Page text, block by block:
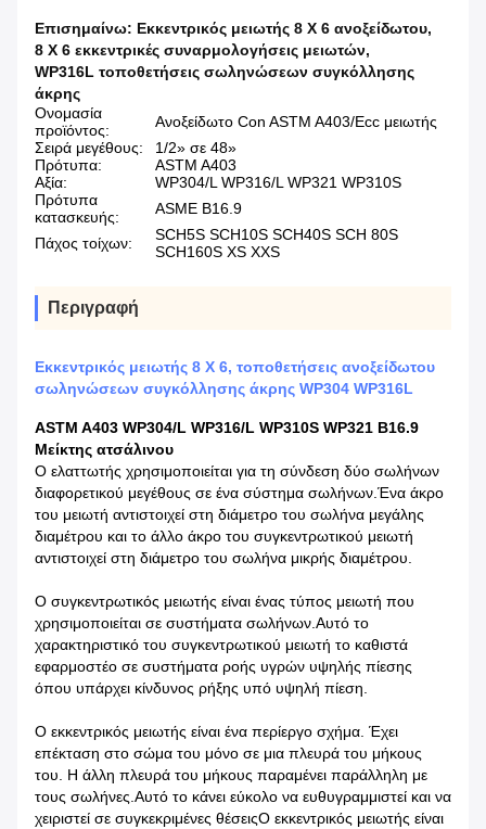
Επισημαίνω: Εκκεντρικός μειωτής 8 X 6 ανοξείδωτου,
8 X 6 εκκεντρικές συναρμολογήσεις μειωτών,
WP316L τοποθετήσεις σωληνώσεων συγκόλλησης
άκρης
Ονομασία
προϊόντος:
Ανοξείδωτο Con ASTM A403/Ecc μειωτής
Σειρά μεγέθους:
1/2» σε 48»
Πρότυπα:
ASTM A403
Αξία:
WP304/L WP316/L WP321 WP310S
Πρότυπα
κατασκευής:
ASME B16.9
Πάχος τοίχων:
SCH5S SCH10S SCH40S SCH 80S
SCH160S XS XXS
Περιγραφή
Εκκεντρικός μειωτής 8 X 6, τοποθετήσεις ανοξείδωτου
σωληνώσεων συγκόλλησης άκρης WP304 WP316L
ASTM A403 WP304/L WP316/L WP310S WP321 B16.9
Μείκτης ατσάλινου
Ο ελαττωτής χρησιμοποιείται για τη σύνδεση δύο σωλήνων
διαφορετικού μεγέθους σε ένα σύστημα σωλήνων.Ένα άκρο
του μειωτή αντιστοιχεί στη διάμετρο του σωλήνα μεγάλης
διαμέτρου και το άλλο άκρο του συγκεντρωτικού μειωτή
αντιστοιχεί στη διάμετρο του σωλήνα μικρής διαμέτρου.
Ο συγκεντρωτικός μειωτής είναι ένας τύπος μειωτή που
χρησιμοποιείται σε συστήματα σωλήνων.Αυτό το
χαρακτηριστικό του συγκεντρωτικού μειωτή το καθιστά
εφαρμοστέο σε συστήματα ροής υγρών υψηλής πίεσης
όπου υπάρχει κίνδυνος ρήξης υπό υψηλή πίεση.
Ο εκκεντρικός μειωτής είναι ένα περίεργο σχήμα. Έχει
επέκταση στο σώμα του μόνο σε μια πλευρά του μήκους
του. Η άλλη πλευρά του μήκους παραμένει παράλληλη με
τους σωλήνες.Αυτό το κάνει εύκολο να ευθυγραμμιστεί και να
χειριστεί σε συγκεκριμένες θέσειςΟ εκκεντρικός μειωτής είναι